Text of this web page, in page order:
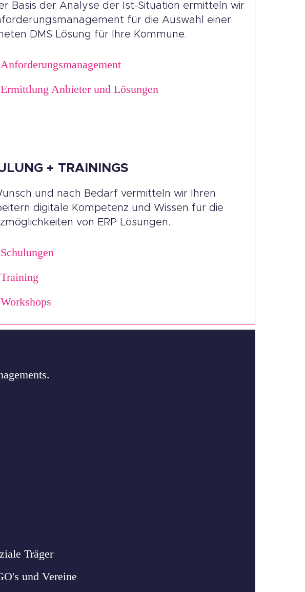
Basis der Analyse der Ist-Situation ermitteln wir
für die Auswahl einer
DMS Lösung für Ihre Kommune.
Anforderungsmanagement
Ermittlung Anbieter und Lösungen
+ TRAININGS
und nach Bedarf vermitteln wir Ihren
digitale Kompetenz und Wissen für die
von ERP Lösungen.
Schulungen
Training
Workshops
Träger
und Vereine